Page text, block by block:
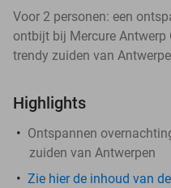
Voor 2 personen: een
ontbijt bij Mercure Antwerp
trendy zuiden van
Highlights
Ontspannen
zuiden van Antwerpen
Zie hier de inhoud van